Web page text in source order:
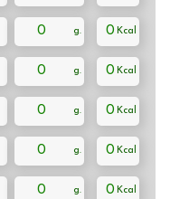
0 0
0 0
0 0
0 0
0 0